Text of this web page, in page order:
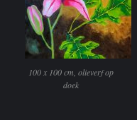
100 x 100 cm, olieverf op
doek